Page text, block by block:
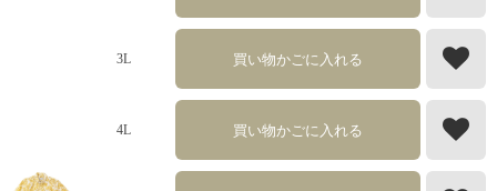
3L 買い物かごに入れる
4L 買い物かごに入れる